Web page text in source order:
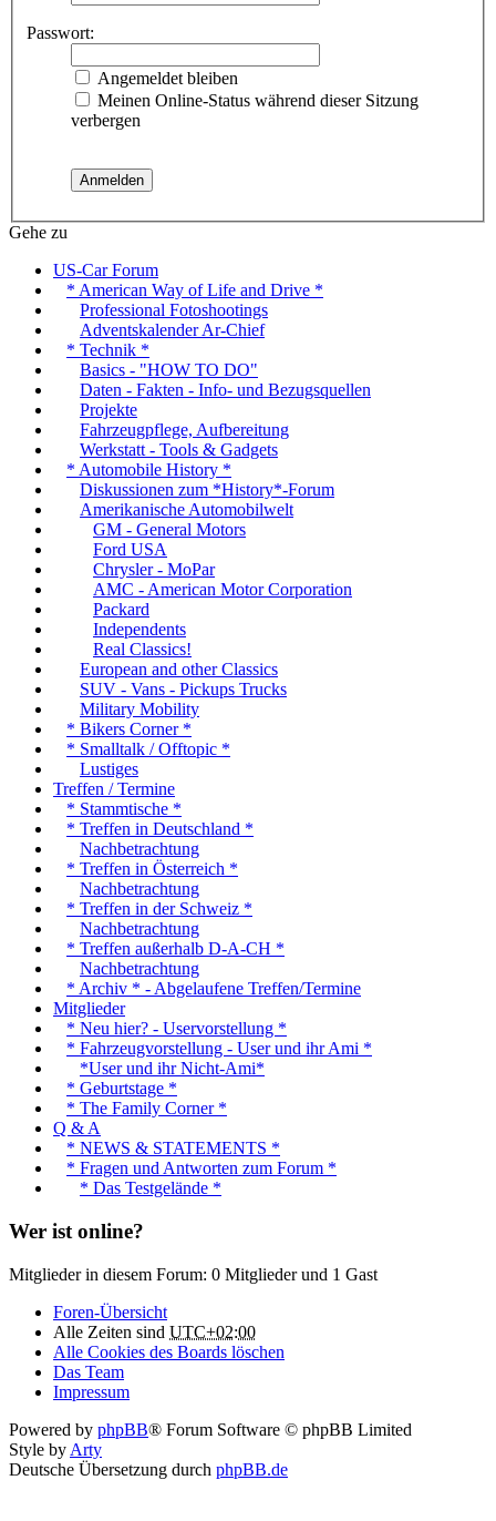
Passwort:
Angemeldet bleiben
Meinen Online-Status während dieser Sitzung
verbergen
Gehe zu
US-Car Forum
* American Way of Life and Drive *
Professional Fotoshootings
Adventskalender Ar-Chief
* Technik *
Basics - "HOW TO DO"
Daten - Fakten - Info- und Bezugsquellen
Projekte
Fahrzeugpflege, Aufbereitung
Werkstatt - Tools & Gadgets
* Automobile History *
Diskussionen zum *History*-Forum
Amerikanische Automobilwelt
GM - General Motors
Ford USA
Chrysler - MoPar
AMC - American Motor Corporation
Packard
Independents
Real Classics!
European and other Classics
SUV - Vans - Pickups Trucks
Military Mobility
* Bikers Corner *
* Smalltalk / Offtopic *
Lustiges
Treffen / Termine
* Stammtische *
* Treffen in Deutschland *
Nachbetrachtung
* Treffen in Österreich *
Nachbetrachtung
* Treffen in der Schweiz *
Nachbetrachtung
* Treffen außerhalb D-A-CH *
Nachbetrachtung
* Archiv * - Abgelaufene Treffen/Termine
Mitglieder
* Neu hier? - Uservorstellung *
* Fahrzeugvorstellung - User und ihr Ami *
*User und ihr Nicht-Ami*
* Geburtstage *
* The Family Corner *
Q & A
* NEWS & STATEMENTS *
* Fragen und Antworten zum Forum *
* Das Testgelände *
Wer ist online?
Mitglieder in diesem Forum: 0 Mitglieder und 1 Gast
Foren-Übersicht
Alle Zeiten sind UTC+02:00
Alle Cookies des Boards löschen
Das Team
Impressum
Powered by phpBB® Forum Software © phpBB Limited
Style by Arty
Deutsche Übersetzung durch phpBB.de